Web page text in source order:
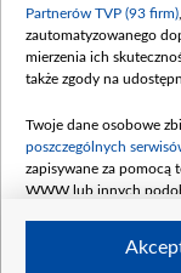
Partnerów TVP (93 firm)
zautomatyzowanego
mierzenia ich
także zgody na
Twoje dane osobowe
poszczególnych
zapisywane za pomocą
WWW lub innych